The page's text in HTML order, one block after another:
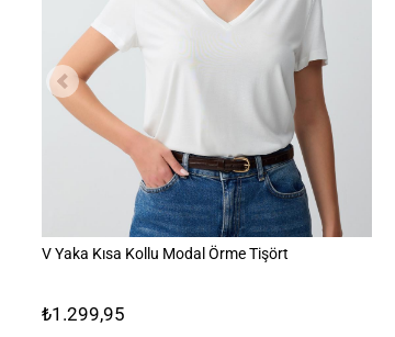
V Yaka Kısa Kollu Modal Örme Tişört
₺1.299,95